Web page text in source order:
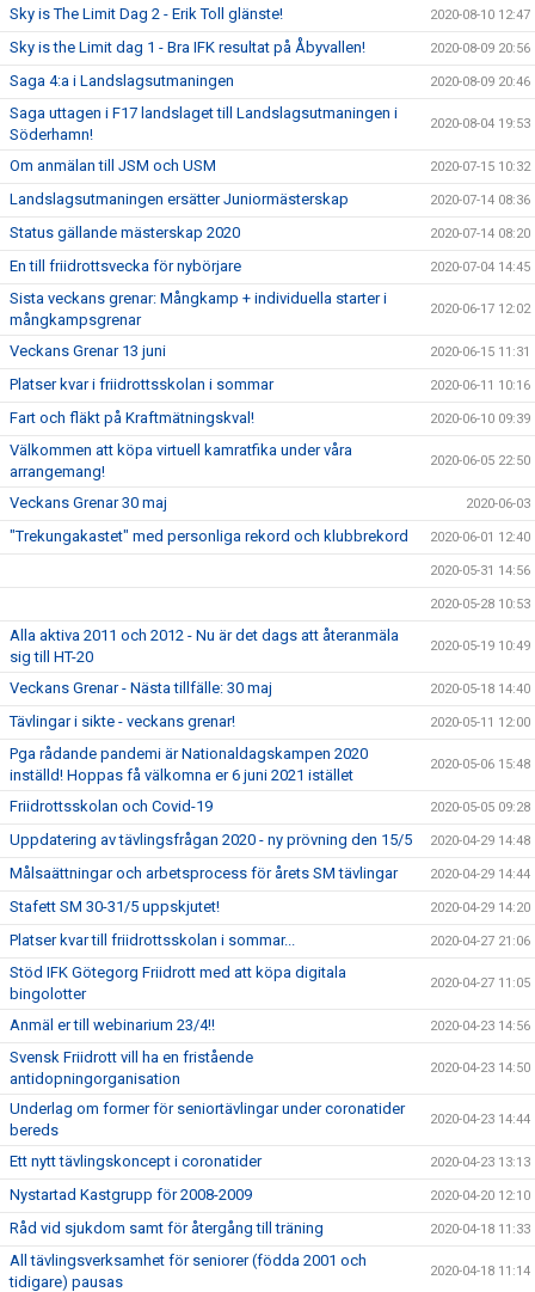
Sky is The Limit Dag 2 - Erik Toll glänste! 2020-08-10 12:47
Sky is the Limit dag 1 - Bra IFK resultat på Åbyvallen! 2020-08-09 20:56
Saga 4:a i Landslagsutmaningen 2020-08-09 20:46
Saga uttagen i F17 landslaget till Landslagsutmaningen i
Söderhamn!
2020-08-04 19:53
Om anmälan till JSM och USM 2020-07-15 10:32
Landslagsutmaningen ersätter Juniormästerskap 2020-07-14 08:36
Status gällande mästerskap 2020 2020-07-14 08:20
En till friidrottsvecka för nybörjare 2020-07-04 14:45
Sista veckans grenar: Mångkamp + individuella starter i
mångkampsgrenar
2020-06-17 12:02
Veckans Grenar 13 juni 2020-06-15 11:31
Platser kvar i friidrottsskolan i sommar 2020-06-11 10:16
Fart och fläkt på Kraftmätningskval! 2020-06-10 09:39
Välkommen att köpa virtuell kamratfika under våra
arrangemang!
2020-06-05 22:50
Veckans Grenar 30 maj 2020-06-03
"Trekungakastet" med personliga rekord och klubbrekord 2020-06-01 12:40
2020-05-31 14:56
2020-05-28 10:53
Alla aktiva 2011 och 2012 - Nu är det dags att återanmäla
sig till HT-20
2020-05-19 10:49
Veckans Grenar - Nästa tillfälle: 30 maj 2020-05-18 14:40
Tävlingar i sikte - veckans grenar! 2020-05-11 12:00
Pga rådande pandemi är Nationaldagskampen 2020
inställd! Hoppas få välkomna er 6 juni 2021 istället
2020-05-06 15:48
Friidrottsskolan och Covid-19 2020-05-05 09:28
Uppdatering av tävlingsfrågan 2020 - ny prövning den 15/5 2020-04-29 14:48
Målsaättningar och arbetsprocess för årets SM tävlingar 2020-04-29 14:44
Stafett SM 30-31/5 uppskjutet! 2020-04-29 14:20
Platser kvar till friidrottsskolan i sommar... 2020-04-27 21:06
Stöd IFK Götegorg Friidrott med att köpa digitala
bingolotter
2020-04-27 11:05
Anmäl er till webinarium 23/4!! 2020-04-23 14:56
Svensk Friidrott vill ha en fristående
antidopningorganisation
2020-04-23 14:50
Underlag om former för seniortävlingar under coronatider
bereds
2020-04-23 14:44
Ett nytt tävlingskoncept i coronatider 2020-04-23 13:13
Nystartad Kastgrupp för 2008-2009 2020-04-20 12:10
Råd vid sjukdom samt för återgång till träning 2020-04-18 11:33
All tävlingsverksamhet för seniorer (födda 2001 och
tidigare) pausas
2020-04-18 11:14